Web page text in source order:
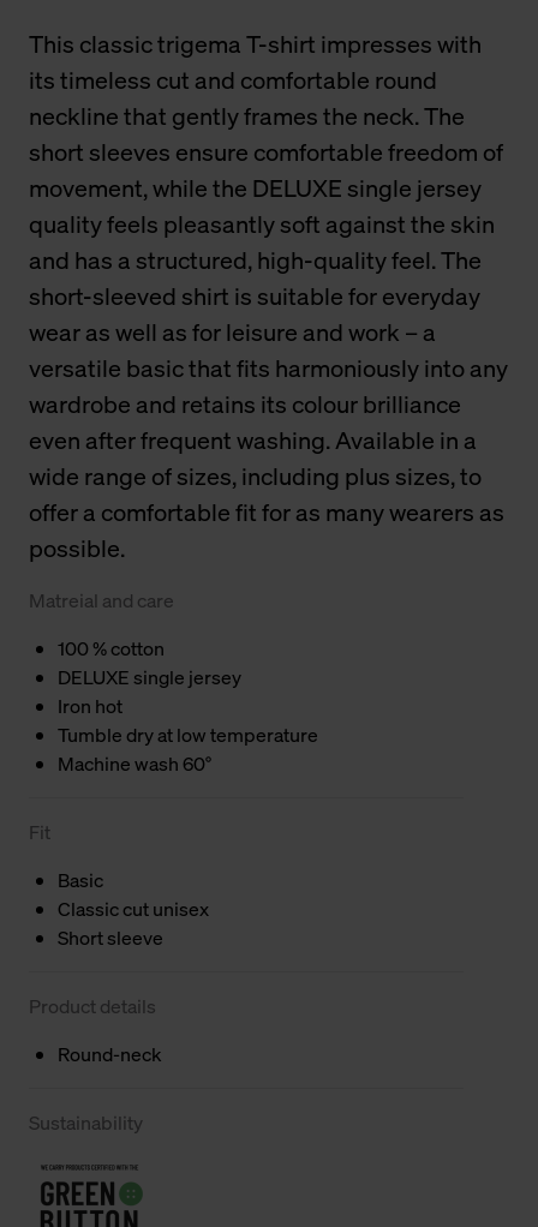
This classic trigema T-shirt impresses with
its timeless cut and comfortable round
neckline that gently frames the neck. The
short sleeves ensure comfortable freedom of
movement, while the DELUXE single jersey
quality feels pleasantly soft against the skin
and has a structured, high-quality feel. The
short-sleeved shirt is suitable for everyday
wear as well as for leisure and work – a
versatile basic that fits harmoniously into any
wardrobe and retains its colour brilliance
even after frequent washing. Available in a
wide range of sizes, including plus sizes, to
offer a comfortable fit for as many wearers as
possible.
Matreial and care
100 % cotton
DELUXE single jersey
Iron hot
Tumble dry at low temperature
Machine wash 60°
Fit
Basic
Classic cut unisex
Short sleeve
Product details
Round-neck
Sustainability